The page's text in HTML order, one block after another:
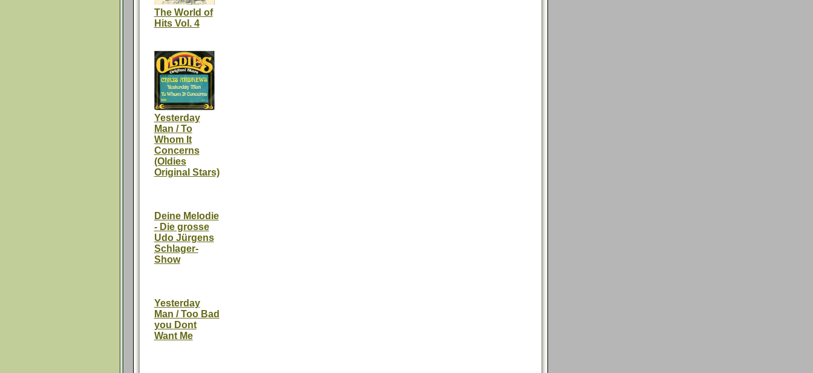
The World of
Hits Vol. 4
Yesterday
Man / To
Whom It
Concerns
(Oldies
Original Stars)
Deine Melodie
- Die grosse
Udo Jürgens
Schlager-
Show
Yesterday
Man / Too Bad
you Dont
Want Me